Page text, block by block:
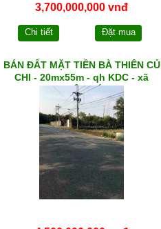
3,700,000,000 vnđ
Chi tiết Đặt mua
BÁN ĐẤT MẶT TIỀN BÀ THIÊN CỦ
CHI - 20mx55m - qh KDC - xã
NHUẬN DỨC